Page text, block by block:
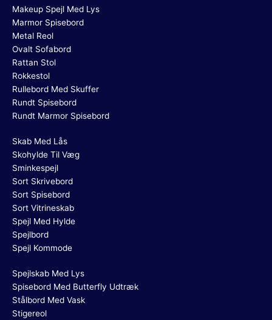
Makeup Spejl Med Lys
Marmor Spisebord
Metal Reol
Ovalt Sofabord
Rattan Stol
Rokkestol
Rullebord Med Skuffer
Rundt Spisebord
Rundt Marmor Spisebord
Skab Med Lås
Skohylde Til Væg
Sminkespejl
Sort Skrivebord
Sort Spisebord
Sort Vitrineskab
Spejl Med Hylde
Spejlbord
Spejl Kommode
Spejlskab Med Lys
Spisebord Med Butterfly Udtræk
Stålbord Med Vask
Stigereol